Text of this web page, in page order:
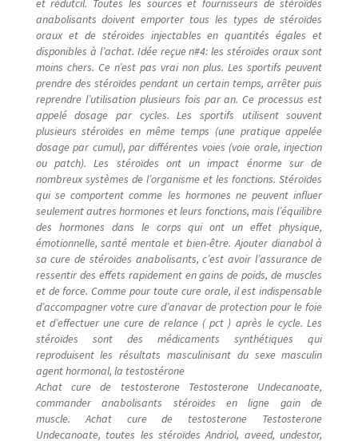
Validation de la commande
Vente des livres
Vente online
anabolisants doivent emporter tous les types de stéroïdes
oraux et de stéroïdes injectables en quantités égales et
disponibles à l’achat. Idée reçue n#4: les stéroïdes oraux sont
moins chers. Ce n’est pas vrai non plus. Les sportifs peuvent
prendre des stéroïdes pendant un certain temps, arrêter puis
reprendre l’utilisation plusieurs fois par an. Ce processus est
appelé dosage par cycles. Les sportifs utilisent souvent
plusieurs stéroïdes en même temps (une pratique appelée
dosage par cumul), par différentes voies (voie orale, injection
ou patch). Les stéroïdes ont un impact énorme sur de
nombreux systèmes de l’organisme et les fonctions. Stéroïdes
qui se comportent comme les hormones ne peuvent influer
seulement autres hormones et leurs fonctions, mais l’équilibre
des hormones dans le corps qui ont un effet physique,
émotionnelle, santé mentale et bien-être. Ajouter dianabol à
sa cure de stéroïdes anabolisants, c’est avoir l’assurance de
ressentir des effets rapidement en gains de poids, de muscles
et de force. Comme pour toute cure orale, il est indispensable
d’accompagner votre cure d’anavar de protection pour le foie
et d’effectuer une cure de relance ( pct ) après le cycle. Les
stéroïdes sont des médicaments synthétiques qui
reproduisent les résultats masculinisant du sexe masculin
agent hormonal, la testostérone
Achat cure de testosterone Testosterone Undecanoate,
commander anabolisants stéroïdes en ligne gain de
muscle. Achat cure de testosterone Testosterone
Undecanoate, toutes les stéroïdes Andriol, aveed, undestor,